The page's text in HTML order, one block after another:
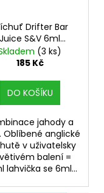
Drifter Bar
Juice S&V 6ml
Kiwi
(3 ks)
185 Kč
DO KOŠÍKU
jahody a
Oblíbené anglické
v uživatelsky
balení =
lahvička se 6ml...